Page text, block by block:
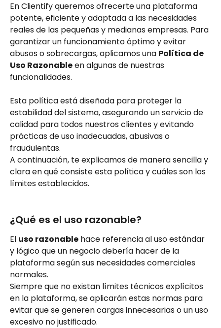
En Clientify queremos ofrecerte una plataforma
potente, eficiente y adaptada a las necesidades
reales de las pequeñas y medianas empresas. Para
garantizar un funcionamiento óptimo y evitar
abusos o sobrecargas, aplicamos una Política de
Uso Razonable en algunas de nuestras
funcionalidades.
Esta política está diseñada para proteger la
estabilidad del sistema, asegurando un servicio de
calidad para todos nuestros clientes y evitando
prácticas de uso inadecuadas, abusivas o
fraudulentas.
A continuación, te explicamos de manera sencilla y
clara en qué consiste esta política y cuáles son los
límites establecidos.
¿Qué es el uso razonable?
El uso razonable hace referencia al uso estándar
y lógico que un negocio debería hacer de la
plataforma según sus necesidades comerciales
normales.
Siempre que no existan límites técnicos explícitos
en la plataforma, se aplicarán estas normas para
evitar que se generen cargas innecesarias o un uso
excesivo no justificado.